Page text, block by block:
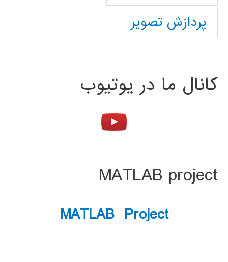
پردازش تصویر
کانال ما در یوتیوب
MATLAB project
MATLAB Project